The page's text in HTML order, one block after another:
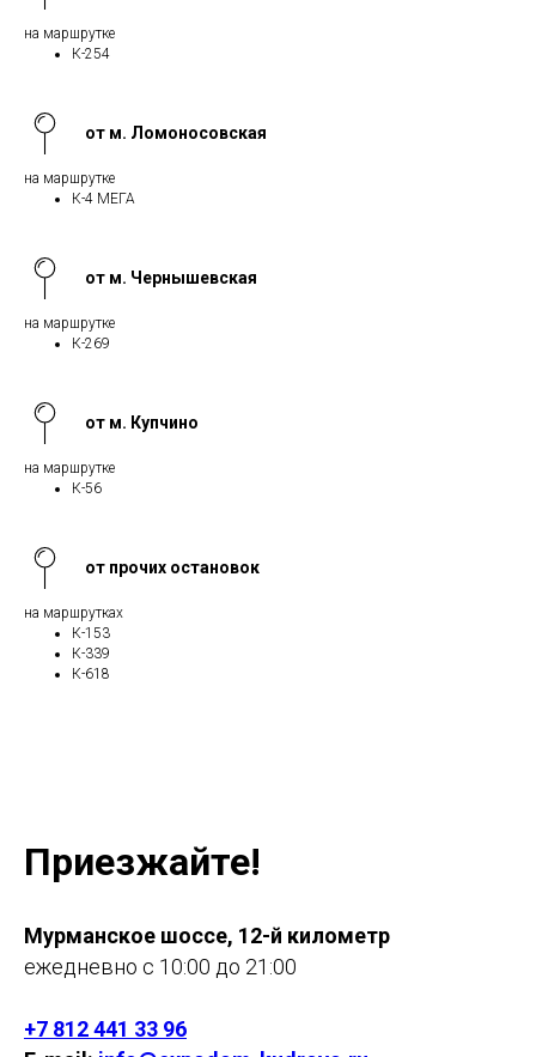
на маршрутке
К-254
от м. Ломоносовская
на маршрутке
К-4 МЕГА
от м. Чернышевская
на маршрутке
К-269
от м. Купчино
на маршрутке
К-56
от прочих остановок
на маршрутках
К-153
К-339
К-618
Приезжайте!
Мурманское шоссе, 12-й километр
ежедневно с 10:00 до 21:00
+7 812 441 33 96